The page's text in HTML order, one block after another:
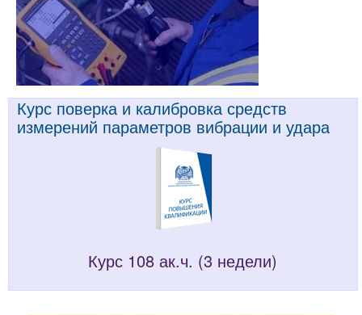
Курс поверка и калибровка средств
измерений параметров вибрации и удара
Курс 108 ак.ч. (3 недели)